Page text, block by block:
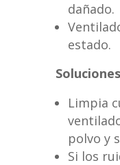
dañado.
estado.
Limpia
polvo y
Si los